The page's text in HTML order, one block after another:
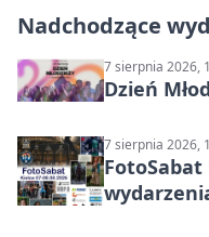
Nadchodzące
7 sierpnia 2026,
Dzień
7 sierpnia 2026,
FotoSabat